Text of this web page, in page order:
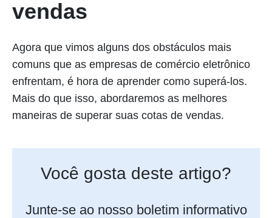
vendas
Agora que vimos alguns dos obstáculos mais
comuns que as empresas de comércio eletrônico
enfrentam, é hora de aprender como superá-los.
Mais do que isso, abordaremos as melhores
maneiras de superar suas cotas de vendas.
Você gosta deste artigo?
Junte-se ao nosso boletim informativo